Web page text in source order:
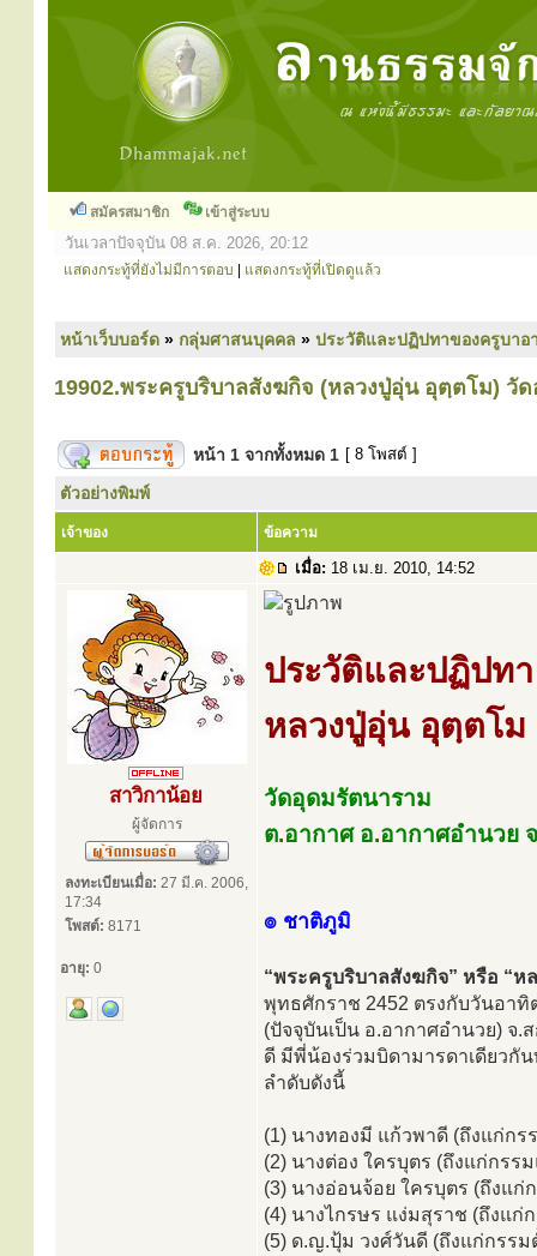
สมัครสมาชิก เข้าสู่ระบบ
วันเวลาปัจจุบัน 08 ส.ค. 2026, 20:12
แสดงกระทู้ที่ยังไม่มีการตอบ แสดงกระทู้ที่เปิดดูแล้ว
หน้าเว็บบอร์ด » กลุ่มศาสนบุคคล » ประวัติและปฏิปทาของครูบาอ
19902.พระครูบริบาลสังฆกิจ (หลวงปู่อุ่น อุตฺตโม) วั
หน้า 1 จากทั้งหมด 1 [ 8 โพสต์ ]
ตัวอย่างพิมพ์
เจ้าของ ข้อความ
เมื่อ: 18 เม.ย. 2010, 14:52
สาวิกาน้อย
ผู้จัดการ
ลงทะเบียนเมื่อ: 27 มี.ค. 2006,
17:34
โพสต์: 8171
อายุ: 0
ประวัติและปฏิปทา
หลวงปู่อุ่น อุตฺตโม
วัดอุดมรัตนาราม
ต.อากาศ อ.อากาศอำนวย
๏ ชาติภูมิ
“พระครูบริบาลสังฆกิจ” หรือ “ห
พุทธศักราช 2452 ตรงกับวันอา
(ปัจจุบันเป็น อ.อากาศอำนวย) จ
ดี มีพี่น้องร่วมบิดามารดาเดียวกั
ลำดับดังนี้
(1) นางทองมี แก้วพาดี (ถึงแก่กร
(2) นางต่อง ใครบุตร (ถึงแก่กรร
(3) นางอ่อนจ้อย ใครบุตร (ถึงแก่
(4) นางไกรษร แง่มสุราช (ถึงแก่
(5) ด.ญ.ปุ้ม วงศ์วันดี (ถึงแก่กรรม